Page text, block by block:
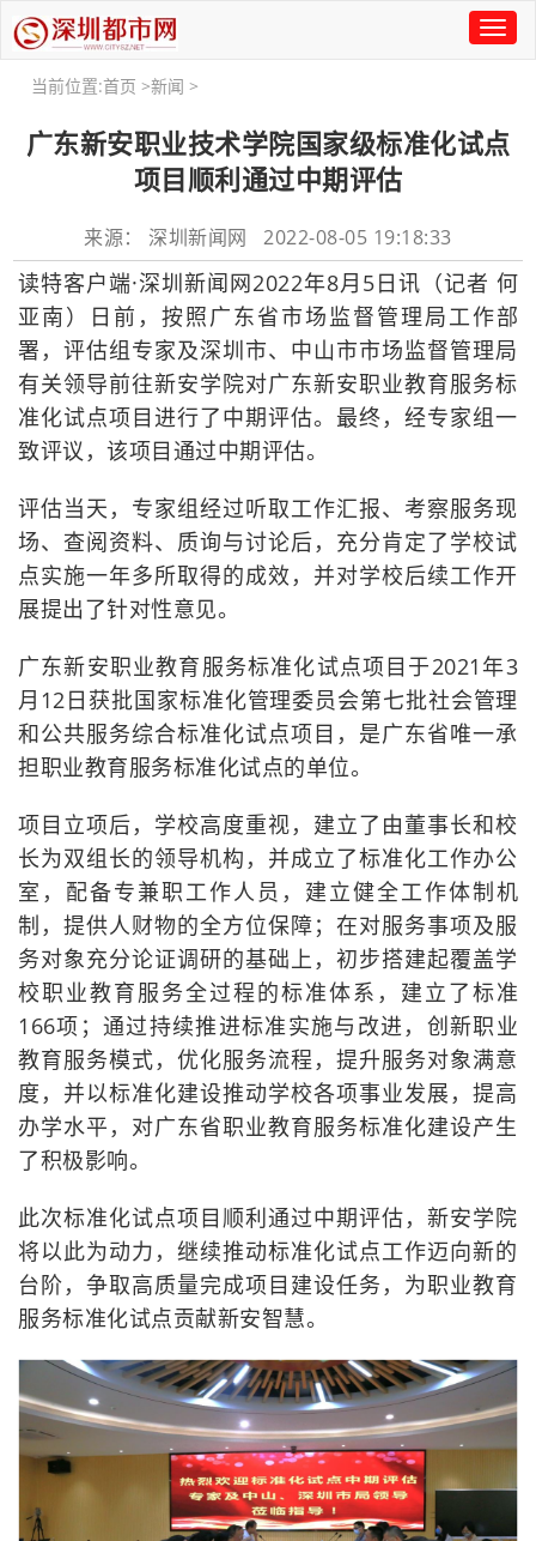
Toggle
当前位置:首页 >新闻 >
广东新安职业技术学院国家级标准化试点
项目顺利通过中期评估
来源： 深圳新闻网 2022-08-05 19:18:33
读特客户端·深圳新闻网2022年8月5日讯（记者 何
亚南）日前，按照广东省市场监督管理局工作部
署，评估组专家及深圳市、中山市市场监督管理局
有关领导前往新安学院对广东新安职业教育服务标
准化试点项目进行了中期评估。最终，经专家组一
致评议，该项目通过中期评估。
评估当天，专家组经过听取工作汇报、考察服务现
场、查阅资料、质询与讨论后，充分肯定了学校试
点实施一年多所取得的成效，并对学校后续工作开
展提出了针对性意见。
广东新安职业教育服务标准化试点项目于2021年3
月12日获批国家标准化管理委员会第七批社会管理
和公共服务综合标准化试点项目，是广东省唯一承
担职业教育服务标准化试点的单位。
项目立项后，学校高度重视，建立了由董事长和校
长为双组长的领导机构，并成立了标准化工作办公
室，配备专兼职工作人员，建立健全工作体制机
制，提供人财物的全方位保障；在对服务事项及服
务对象充分论证调研的基础上，初步搭建起覆盖学
校职业教育服务全过程的标准体系，建立了标准
166项；通过持续推进标准实施与改进，创新职业
教育服务模式，优化服务流程，提升服务对象满意
度，并以标准化建设推动学校各项事业发展，提高
办学水平，对广东省职业教育服务标准化建设产生
了积极影响。
此次标准化试点项目顺利通过中期评估，新安学院
将以此为动力，继续推动标准化试点工作迈向新的
台阶，争取高质量完成项目建设任务，为职业教育
服务标准化试点贡献新安智慧。